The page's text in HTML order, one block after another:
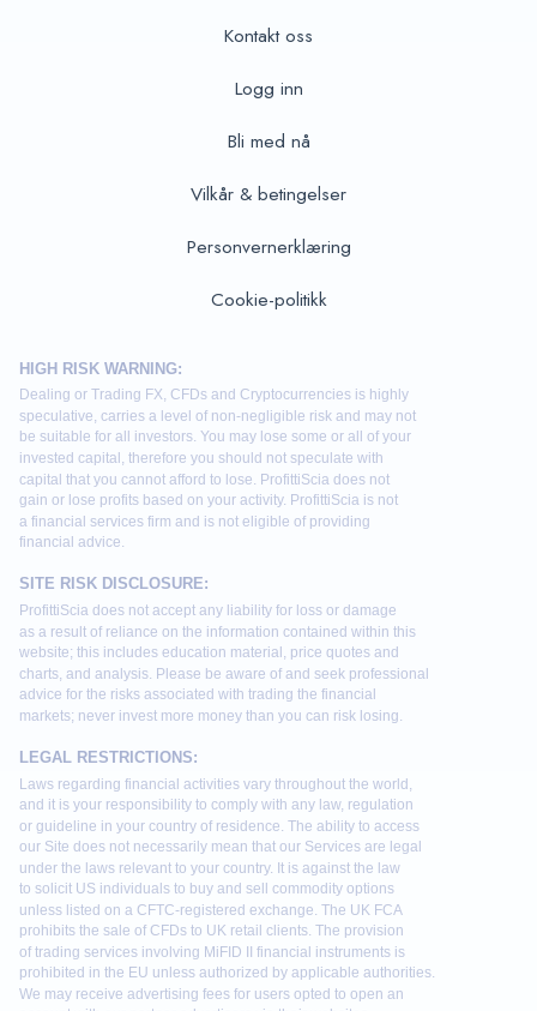
Kontakt oss
Logg inn
Bli med nå
Vilkår & betingelser
Personvernerklæring
Cookie-politikk